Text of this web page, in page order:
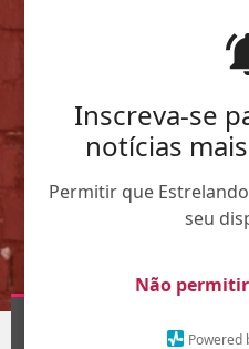
Inscreva-se
notícias
Permitir que
seu
Não permitir
Powered